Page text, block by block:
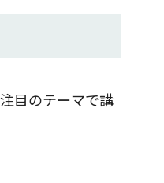
目のテーマで講